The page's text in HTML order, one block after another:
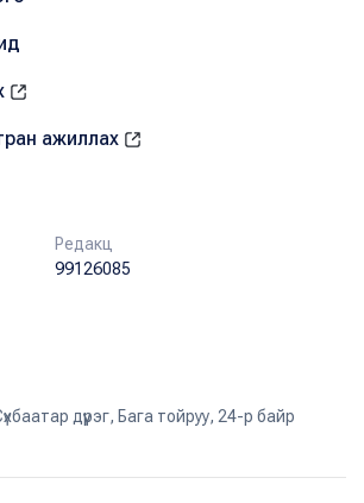
ажиллах
Редакц
99126085
дүүрэг, Бага тойруу, 24-р байр